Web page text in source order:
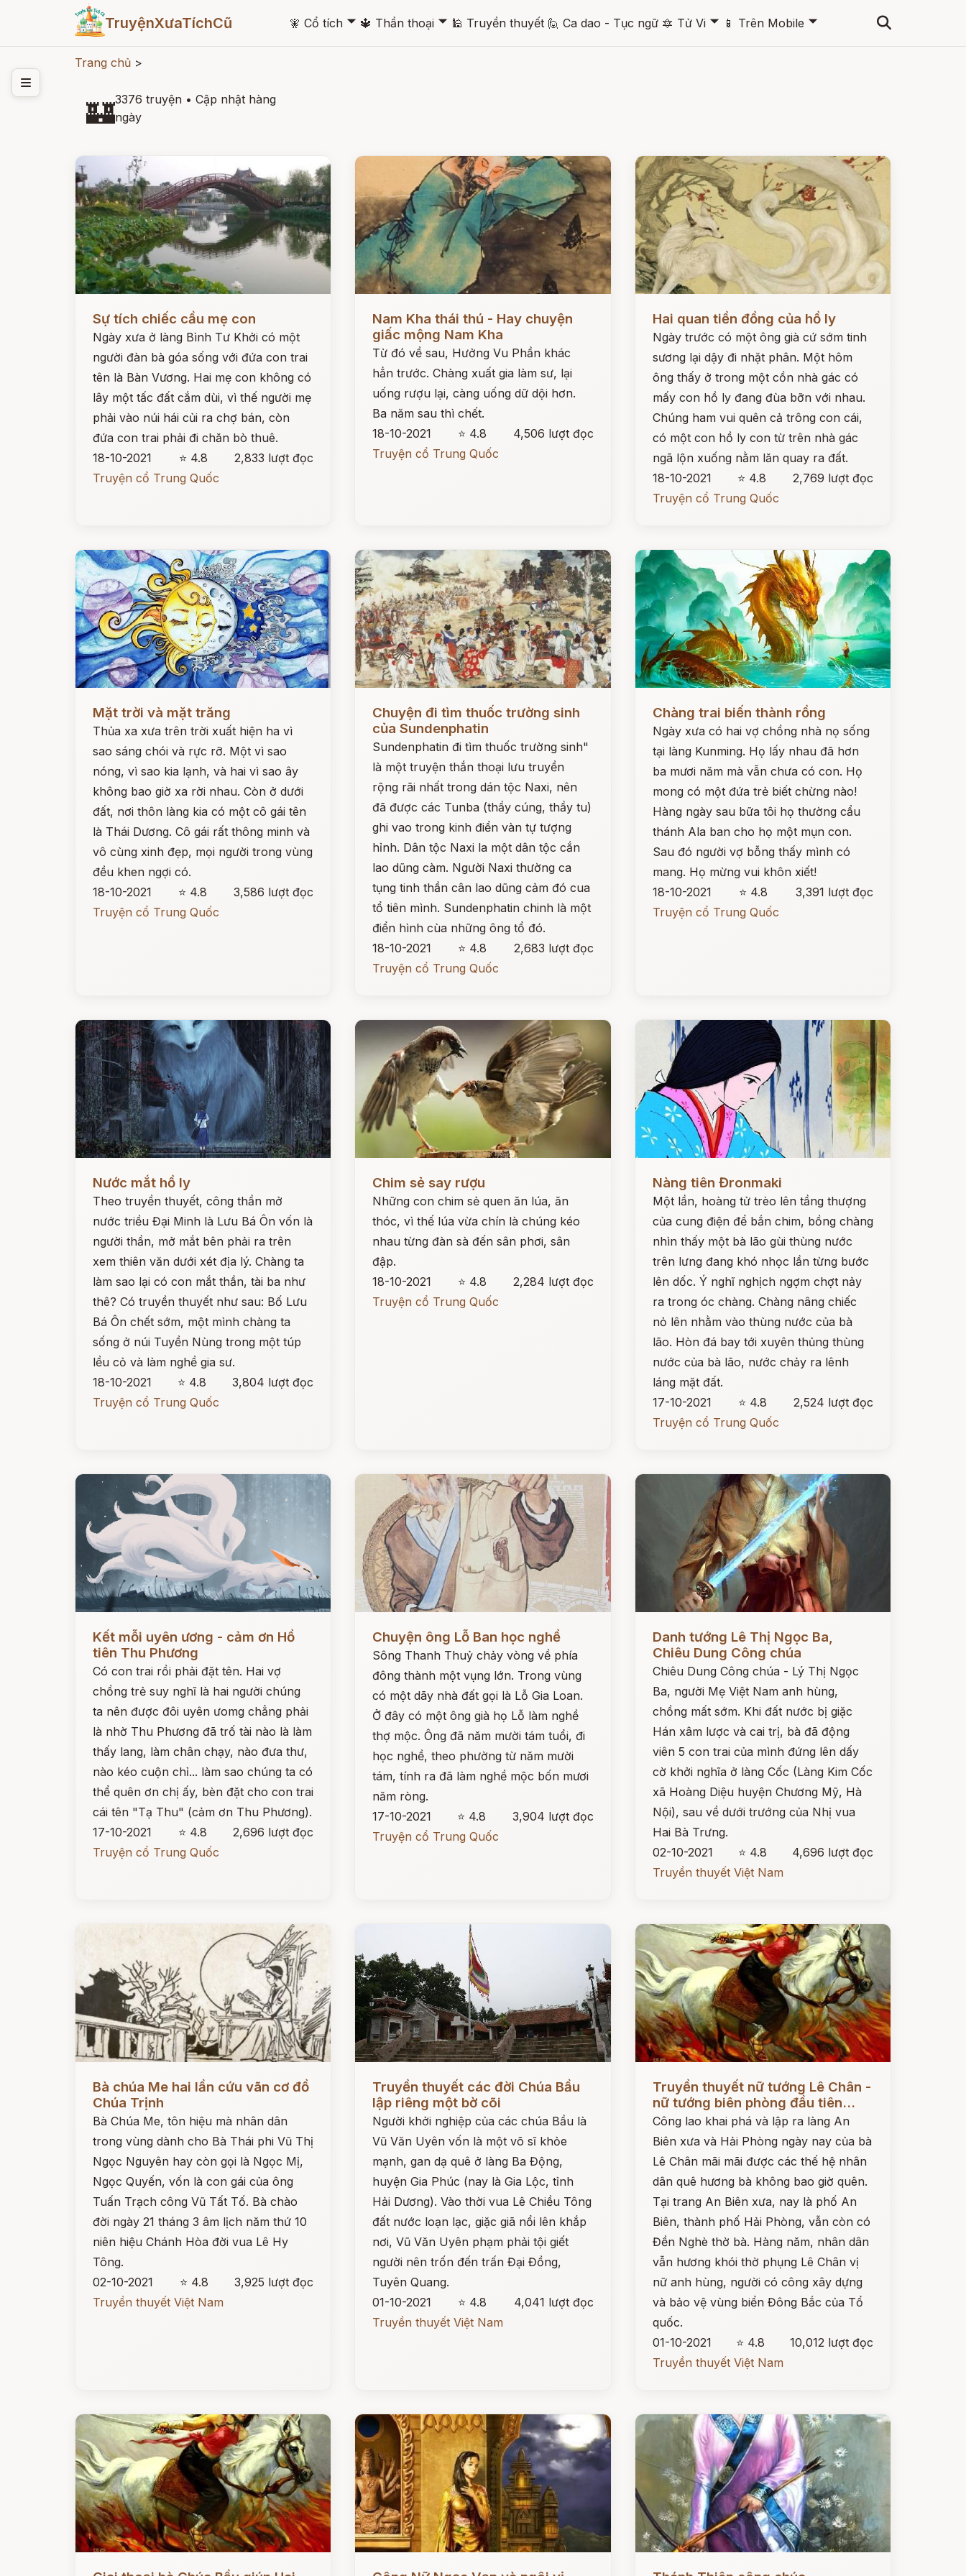
TruyệnXưaTíchCũ 🧚 Cổ tích 🞃 🔱 Thần thoại 🞃 🕌 Truyền thuyết 🙋 Ca dao - Tục ngữ 🔯 Tử Vi 🞃 📱 Trên Mobile 🞃
Trang chủ >
🏰3376 truyện • Cập nhật hàng
ngày
Sự tích chiếc cầu mẹ con
Ngày xưa ở làng Bình Tư Khởi có một
người đàn bà góa sống với đứa con trai
tên là Bàn Vương. Hai mẹ con không có
lây một tấc đất cắm dùi, vì thế người mẹ
phải vào núi hái củi ra chợ bán, còn
đứa con trai phải đi chăn bò thuê.
18-10-2021
⭐ 4.8
2,833 lượt đọc
Truyện cổ Trung Quốc
Nam Kha thái thú - Hay chuyện
giấc mộng Nam Kha
Từ đó về sau, Hưởng Vu Phần khác
hẳn trước. Chàng xuất gia làm sư, lại
uống rượu lại, càng uống dữ dội hơn.
Ba năm sau thì chết.
18-10-2021
⭐ 4.8
4,506 lượt đọc
Truyện cổ Trung Quốc
Hai quan tiền đồng của hồ ly
Ngày trước có một ông già cứ sớm tinh
sương lại dậy đi nhặt phân. Một hôm
ông thấy ở trong một cồn nhà gác có
mấy con hồ ly đang đùa bỡn với nhau.
Chúng ham vui quên cả trông con cái,
có một con hồ ly con từ trên nhà gác
ngã lộn xuống nằm lăn quay ra đất.
18-10-2021
⭐ 4.8
2,769 lượt đọc
Truyện cổ Trung Quốc
Mặt trời và mặt trăng
Thủa xa xưa trên trời xuất hiện ha vì
sao sáng chói và rực rỡ. Một vì sao
nóng, vì sao kia lạnh, và hai vì sao ây
không bao giờ xa rời nhau. Còn ở dưới
đất, nơi thôn làng kia có một cô gái tên
là Thái Dương. Cô gái rất thông minh và
vô cùng xinh đẹp, mọi người trong vùng
đều khen ngợi có.
18-10-2021
⭐ 4.8
3,586 lượt đọc
Truyện cổ Trung Quốc
Chuyện đi tìm thuốc trường sinh
của Sundenphatin
Sundenphatin đi tìm thuốc trường sinh"
là một truyện thắn thoại lưu truyền
rộng rãi nhất trong dán tộc Naxi, nên
đã được các Tunba (thầy cúng, thầy tu)
ghi vao trong kinh điển vàn tự tượng
hỉnh. Dân tộc Naxi la một dân tộc cắn
lao dũng càm. Người Naxi thường ca
tụng tinh thần cân lao dũng cảm đó cua
tổ tiên mình. Sundenphatin chinh là một
điển hình cùa những ông tổ đó.
18-10-2021
⭐ 4.8
2,683 lượt đọc
Truyện cổ Trung Quốc
Chàng trai biến thành rồng
Ngày xưa có hai vợ chồng nhà nọ sống
tại làng Kunming. Họ lấy nhau đã hơn
ba mươi năm mà vẫn chưa có con. Họ
mong có một đứa trẻ biết chừng nào!
Hàng ngày sau bữa tôi họ thường cẩu
thánh Ala ban cho họ một mụn con.
Sau đó người vợ bỗng thấy mình có
mang. Họ mừng vui khôn xiết!
18-10-2021
⭐ 4.8
3,391 lượt đọc
Truyện cổ Trung Quốc
Nước mắt hồ ly
Theo truyền thuyết, công thần mở
nước triều Đại Minh là Lưu Bá Ôn vốn là
người thần, mở mắt bên phải ra trên
xem thiên văn dưới xét địa lý. Chàng ta
làm sao lại có con mắt thần, tài ba như
thê? Có truyền thuyết như sau: Bố Lưu
Bá Ôn chết sớm, một mình chàng ta
sống ở núi Tuyền Nùng trong một túp
lều cỏ và làm nghề gia sư.
18-10-2021
⭐ 4.8
3,804 lượt đọc
Truyện cổ Trung Quốc
Chim sẻ say rượu
Những con chim sẻ quen ăn lúa, ăn
thóc, vì thế lúa vừa chín là chúng kéo
nhau từng đàn sà đến sân phơi, sân
đập.
18-10-2021
⭐ 4.8
2,284 lượt đọc
Truyện cổ Trung Quốc
Nàng tiên Đronmaki
Một lần, hoàng tử trèo lên tầng thượng
của cung điện để bắn chim, bồng chàng
nhìn thấy một bà lão gùi thùng nước
trên lưng đang khó nhọc lần từng bước
lên dốc. Ý nghĩ nghịch ngợm chợt nảy
ra trong óc chàng. Chàng nâng chiếc
nỏ lên nhằm vào thùng nước của bà
lão. Hòn đá bay tới xuyên thủng thùng
nước của bà lão, nước chảy ra lênh
láng mặt đất.
17-10-2021
⭐ 4.8
2,524 lượt đọc
Truyện cổ Trung Quốc
Đọc ngay
Kết mỗi uyên ương - cảm ơn Hồ
tiên Thu Phương
Có con trai rồi phải đặt tên. Hai vợ
chồng trẻ suy nghĩ là hai người chúng
ta nên được đôi uyên ưomg chẳng phải
là nhờ Thu Phương đã trố tài nào là làm
thấy lang, làm chân chạy, nào đưa thư,
nào kéo cuộn chỉ... làm sao chúng ta có
thể quên ơn chị ấy, bèn đặt cho con trai
cái tên "Tạ Thu" (cảm ơn Thu Phương).
17-10-2021
⭐ 4.8
2,696 lượt đọc
Truyện cổ Trung Quốc
Chuyện ông Lỗ Ban học nghề
Sông Thanh Thuỷ chảy vòng về phía
đông thành một vụng lớn. Trong vùng
có một dãy nhà đất gọi là Lỗ Gia Loan.
Ở đây có một ông già họ Lỗ làm nghề
thợ mộc. Ông đã năm mười tám tuổi, đi
học nghề, theo phường từ năm mười
tám, tính ra đã làm nghề mộc bốn mươi
năm ròng.
17-10-2021
⭐ 4.8
3,904 lượt đọc
Truyện cổ Trung Quốc
Danh tướng Lê Thị Ngọc Ba,
Chiêu Dung Công chúa
Chiêu Dung Công chúa - Lý Thị Ngọc
Ba, người Mẹ Việt Nam anh hùng,
chồng mất sớm. Khi đất nước bị giặc
Hán xâm lược và cai trị, bà đã động
viên 5 con trai của mình đứng lên dấy
cờ khởi nghĩa ở làng Cốc (Làng Kim Cốc
xã Hoàng Diệu huyện Chương Mỹ, Hà
Nội), sau về dưới trướng của Nhị vua
Hai Bà Trưng.
02-10-2021
⭐ 4.8
4,696 lượt đọc
Truyền thuyết Việt Nam
Bà chúa Me hai lần cứu vãn cơ đồ
Chúa Trịnh
Bà Chúa Me, tôn hiệu mà nhân dân
trong vùng dành cho Bà Thái phi Vũ Thị
Ngọc Nguyên hay còn gọi là Ngọc Mị,
Ngọc Quyến, vốn là con gái của ông
Tuấn Trạch công Vũ Tất Tố. Bà chào
đời ngày 21 tháng 3 âm lịch năm thứ 10
niên hiệu Chánh Hòa đời vua Lê Hy
Tông.
02-10-2021
⭐ 4.8
3,925 lượt đọc
Truyền thuyết Việt Nam
Đọc ngay
Truyền thuyết các đời Chúa Bầu
lập riêng một bờ cõi
Người khởi nghiệp của các chúa Bầu là
Vũ Văn Uyên vốn là một võ sĩ khỏe
mạnh, gan dạ quê ở làng Ba Động,
huyện Gia Phúc (nay là Gia Lộc, tỉnh
Hải Dương). Vào thời vua Lê Chiều Tông
đất nước loạn lạc, giặc giã nổi lên khắp
nơi, Vũ Văn Uyên phạm phải tội giết
người nên trốn đến trấn Đại Đồng,
Tuyên Quang.
01-10-2021
⭐ 4.8
4,041 lượt đọc
Truyền thuyết Việt Nam
Đọc ngay
Truyền thuyết nữ tướng Lê Chân -
nữ tướng biên phòng đầu tiên...
Công lao khai phá và lập ra làng An
Biên xưa và Hải Phòng ngày nay của bà
Lê Chân mãi mãi được các thế hệ nhân
dân quê hương bà không bao giờ quên.
Tại trang An Biên xưa, nay là phố An
Biên, thành phố Hải Phòng, vẫn còn có
Đền Nghè thờ bà. Hàng năm, nhân dân
vẫn hương khói thờ phụng Lê Chân vị
nữ anh hùng, người có công xây dựng
và bảo vệ vùng biển Đông Bắc của Tổ
quốc.
01-10-2021
⭐ 4.8
10,012 lượt đọc
Truyền thuyết Việt Nam